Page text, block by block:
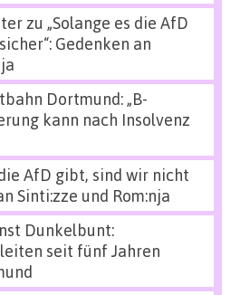
zu „Solange es die AfD
Gedenken an
Dortmund: „B-
kann nach Insolvenz
AfD gibt, sind wir nicht
Sinti:zze und Rom:nja
Dunkelbunt:
seit fünf Jahren